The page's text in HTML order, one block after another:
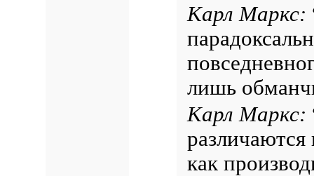
Карл Маркс:
лишь
Карл Маркс:
различаются
как